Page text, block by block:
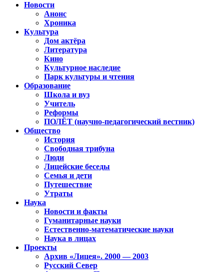
Новости
Анонс
Хроника
Культура
Дом актёра
Литература
Кино
Культурное наследие
Парк культуры и чтения
Образование
Школа и вуз
Учитель
Реформы
ПОЛЁТ (научно-педагогический вестник)
Общество
История
Свободная трибуна
Люди
Лицейские беседы
Семья и дети
Путешествие
Утраты
Наука
Новости и факты
Гуманитарные науки
Естественно-математические науки
Наука в лицах
Проекты
Архив «Лицея». 2000 — 2003
Русский Север